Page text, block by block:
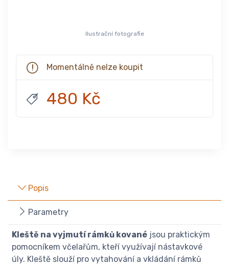
Ilustrační fotografie
Momentálně nelze koupit
480 Kč
Popis
Parametry
Kleště na vyjmutí rámků kované jsou praktickým
pomocníkem včelařům, kteří využívají nástavkové
úly. Kleště slouží pro vytahování a vkládání rámků